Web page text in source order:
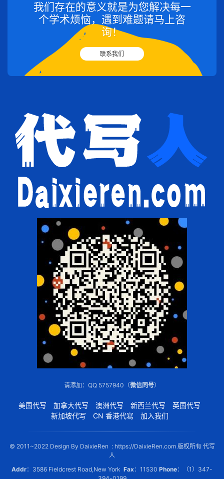
我们存在的意义就是为您解决每一
个学术烦恼，遇到难题请马上咨
询！
联系我们
请添加：QQ 5757940（微信同号）
美国代写 加拿大代写 澳洲代写 新西兰代写
英国代写
新加坡代写
CN 香港代寫 加入我们
© 2011~2022 Design By DaixieRen : https://DaixieRen.com 版权所有 代写
人
Addr：3586 Fieldcrest Road,New York Fax：11530 Phone：（1）347-